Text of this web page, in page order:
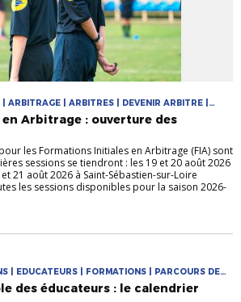
ARBITRAGE | ARBITRES | DEVENIR ARBITRE |
Arbitrage : ouverture des
les Formations Initiales en Arbitrage (FIA) sont
sessions se tiendront : les 19 et 20 août 2026
21 août 2026 à Saint-Sébastien-sur-Loire
les sessions disponibles pour la saison 2026-
| EDUCATEURS | FORMATIONS | PARCOURS DE
des éducateurs : le calendrier